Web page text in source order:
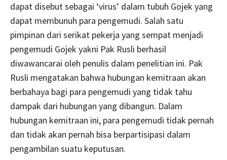
dapat disebut sebagai ‘virus’ dalam tubuh Gojek yang
dapat membunuh para pengemudi. Salah satu
pimpinan dari serikat pekerja yang sempat menjadi
pengemudi Gojek yakni Pak Rusli berhasil
diwawancarai oleh penulis dalam penelitian ini. Pak
Rusli mengatakan bahwa hubungan kemitraan akan
berbahaya bagi para pengemudi yang tidak tahu
dampak dari hubungan yang dibangun. Dalam
hubungan kemitraan ini, para pengemudi tidak pernah
dan tidak akan pernah bisa berpartisipasi dalam
pengambilan suatu keputusan.